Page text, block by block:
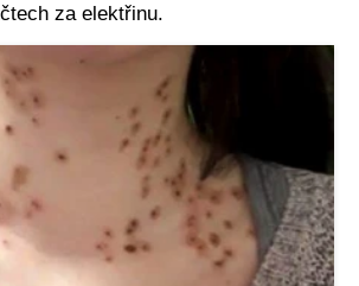
za elektřinu.